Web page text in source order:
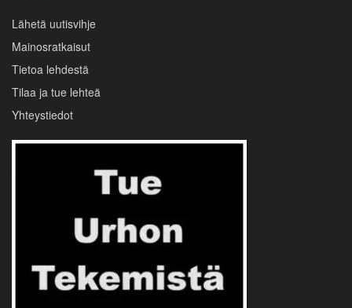
Lähetä uutisvihje
Mainosratkaisut
Tietoa lehdestä
Tilaa ja tue lehteä
Yhteystiedot